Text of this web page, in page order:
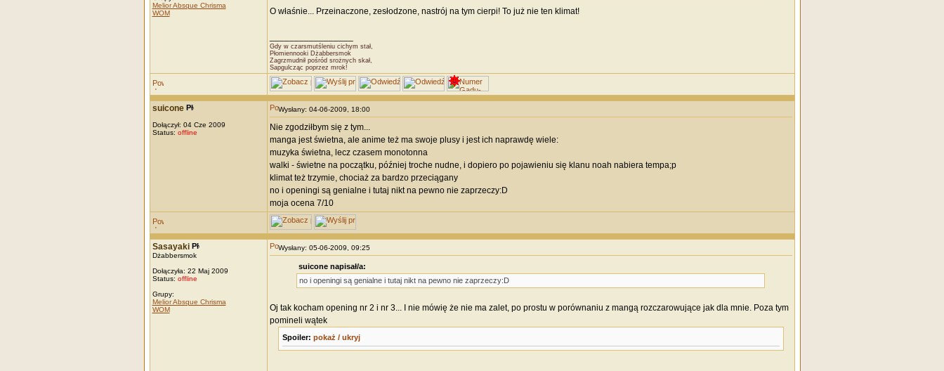
Melior Absque Chrisma
WOM
O właśnie... Przeinaczone, zesłodzone, nastrój na tym cierpi! To już nie ten klimat!
Gdy w czarsmutśleniu cichym stał,
Płomiennooki Dżabbersmok
Zagrzmudnił pośród srożnych skał,
Sapgulcząc poprzez mrok!
suicone
Dołączył: 04 Cze 2009
Status: offline
Wysłany: 04-06-2009, 18:00
Nie zgodziłbym się z tym...
manga jest świetna, ale anime też ma swoje plusy i jest ich naprawdę wiele:
muzyka świetna, lecz czasem monotonna
walki - świetne na początku, później troche nudne, i dopiero po pojawieniu się klanu noah nabiera tempa;p
klimat też trzymie, chociaż za bardzo przeciągany
no i openingi są genialne i tutaj nikt na pewno nie zaprzeczy:D
moja ocena 7/10
Sasayaki
Dżabbersmok
Dołączyła: 22 Maj 2009
Status: offline
Grupy:
Melior Absque Chrisma
WOM
Wysłany: 05-06-2009, 09:25
suicone napisał/a:
no i openingi są genialne i tutaj nikt na pewno nie zaprzeczy:D
Oj tak kocham opening nr 2 i nr 3... I nie mówię że nie ma zalet, po prostu w porównaniu z mangą rozczarowujące jak dla mnie. Poza tym
pomineli wątek
Spoiler: pokaż / ukryj